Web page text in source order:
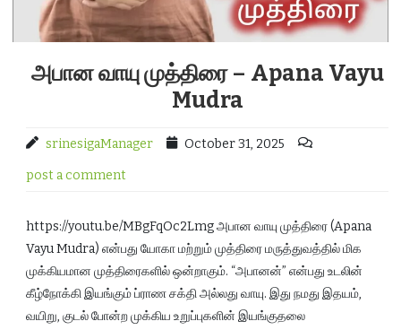
அபான வாயு முத்திரை – Apana Vayu
Mudra
srinesigaManager October 31, 2025
post a comment
https://youtu.be/MBgFqOc2Lmg அபான வாயு முத்திரை (Apana
Vayu Mudra) என்பது யோகா மற்றும் முத்திரை மருத்துவத்தில் மிக
முக்கியமான முத்திரைகளில் ஒன்றாகும். “அபானன்” என்பது உடலின்
கீழ்நோக்கி இயங்கும் ப்ராண சக்தி அல்லது வாயு. இது நமது இதயம்,
வயிறு, குடல் போன்ற முக்கிய உறுப்புகளின் இயங்குதலை